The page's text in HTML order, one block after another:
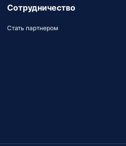
Сотрудничество
Стать партнером